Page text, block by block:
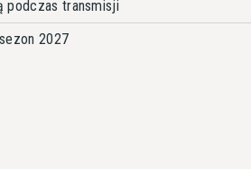
podczas transmisji
2027